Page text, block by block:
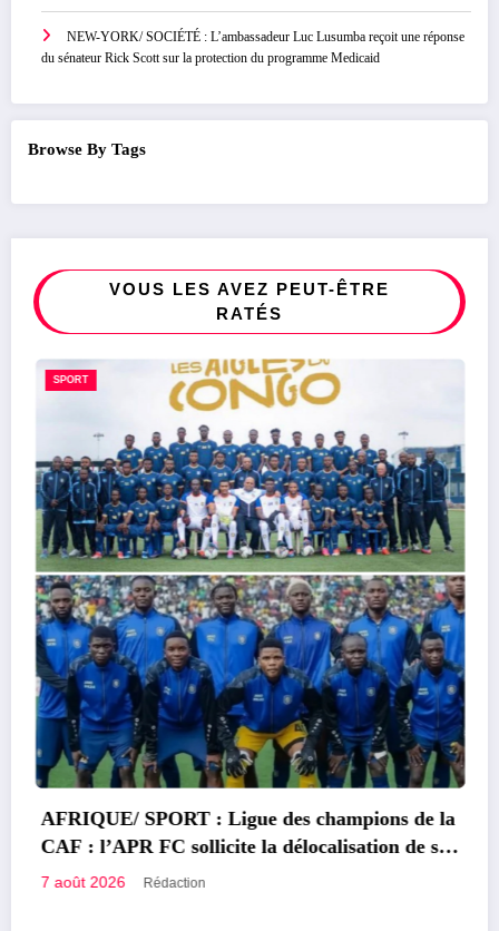
NEW-YORK/ SOCIÉTÉ : L’ambassadeur Luc Lusumba reçoit une réponse
du sénateur Rick Scott sur la protection du programme Medicaid
Browse By Tags
VOUS LES AVEZ PEUT-ÊTRE
RATÉS
SPORT
AFRIQUE/ SPORT : Ligue des champions de la
CAF : l’APR FC sollicite la délocalisation de son
match contre le FC Les Aigles du Congo
7 août 2026 Rédaction